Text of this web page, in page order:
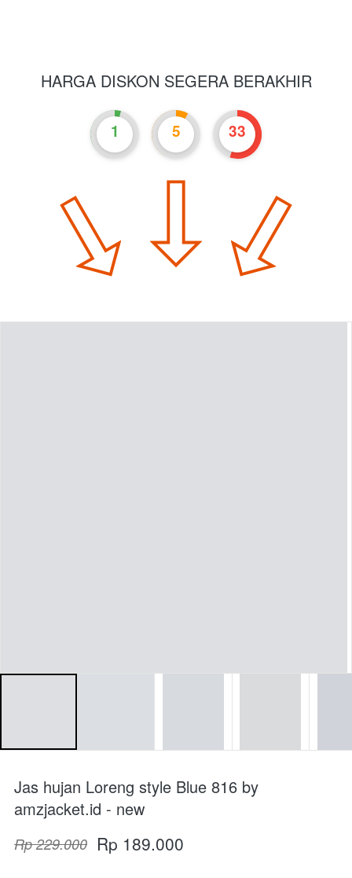
HARGA DISKON SEGERA BERAKHIR
1 5 33
Jas hujan Loreng style Blue 816 by
amzjacket.id - new
Rp 229.000 Rp 189.000